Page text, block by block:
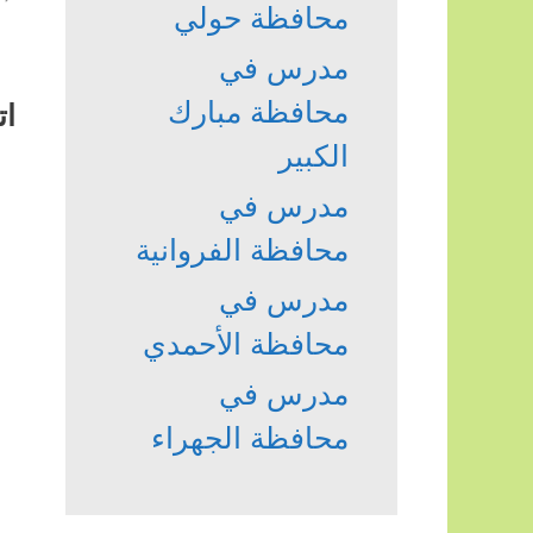
محافظة حولي
مدرس في
محافظة مبارك
الكبير
مدرس في
محافظة الفروانية
مدرس في
محافظة الأحمدي
مدرس في
محافظة الجهراء